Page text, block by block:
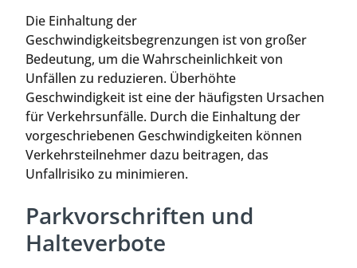
Die Einhaltung der
Geschwindigkeitsbegrenzungen ist von großer
Bedeutung, um die Wahrscheinlichkeit von
Unfällen zu reduzieren. Überhöhte
Geschwindigkeit ist eine der häufigsten Ursachen
für Verkehrsunfälle. Durch die Einhaltung der
vorgeschriebenen Geschwindigkeiten können
Verkehrsteilnehmer dazu beitragen, das
Unfallrisiko zu minimieren.
Parkvorschriften und
Halteverbote